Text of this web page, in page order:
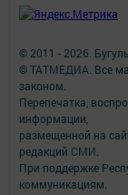
© 2011 - 2026.
© ТАТМЕДИА. Все
законом.
Перепечатка,
информации,
размещенной на
редакций СМИ.
При поддержке
коммуникациям.